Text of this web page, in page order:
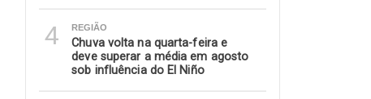
4 REGIÃO
Chuva volta na quarta-feira e
deve superar a média em agosto
sob influência do El Niño